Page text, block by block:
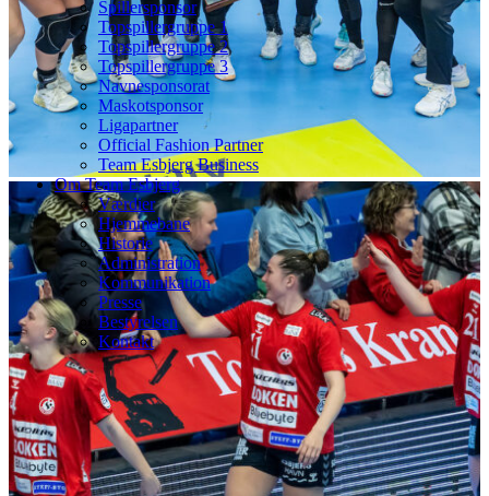
Spillersponsor
Topspillergruppe 1
Topspillergruppe 2
Topspillergruppe 3
Navnesponsorat
Maskotsponsor
Ligapartner
Official Fashion Partner
Team Esbjerg Business
Om Team Esbjerg
Værdier
Hjemmebane
Historie
Administration
Kommunikation
Presse
Bestyrelsen
Kontakt